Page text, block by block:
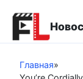
контенту
Главная»